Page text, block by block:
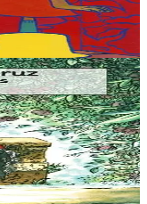
Dre
al loar en he